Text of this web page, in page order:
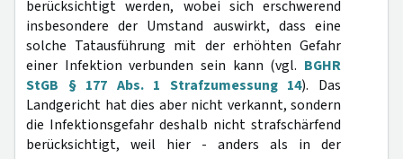
berücksichtigt werden, wobei sich erschwerend
insbesondere der Umstand auswirkt, dass eine
solche Tatausführung mit der erhöhten Gefahr
einer Infektion verbunden sein kann (vgl. BGHR
StGB § 177 Abs. 1 Strafzumessung 14). Das
Landgericht hat dies aber nicht verkannt, sondern
die Infektionsgefahr deshalb nicht strafschärfend
berücksichtigt, weil hier - anders als in der